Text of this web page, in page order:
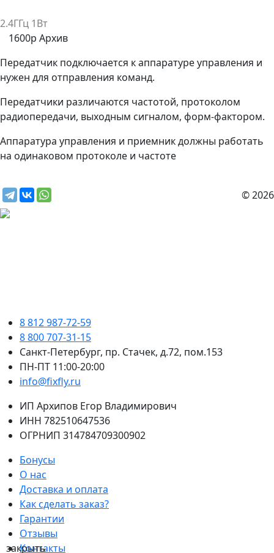
закрыть
2.4ГГц 1Вт
1600р Архив
Передатчик подключается к аппаратуре управления и
нужен для отправления команд.
Передатчики различаются частотой, протоколом
радиопередачи, выходным сигналом, форм-фактором.
Аппаратура управления и приемник должны работать
на одинаковом протоколе и частоте
© 2026
8 812 987-72-59
8 800 707-31-15
Санкт-Петербург, пр. Стачек, д.72, пом.153
ПН-ПТ 11:00-20:00
info@fixfly.ru
ИП Архипов Егор Владимирович
ИНН 782510647536
ОГРНИП 314784709300902
Бонусы
О нас
Доставка и оплата
Как сделать заказ?
Гарантии
Отзывы
Контакты